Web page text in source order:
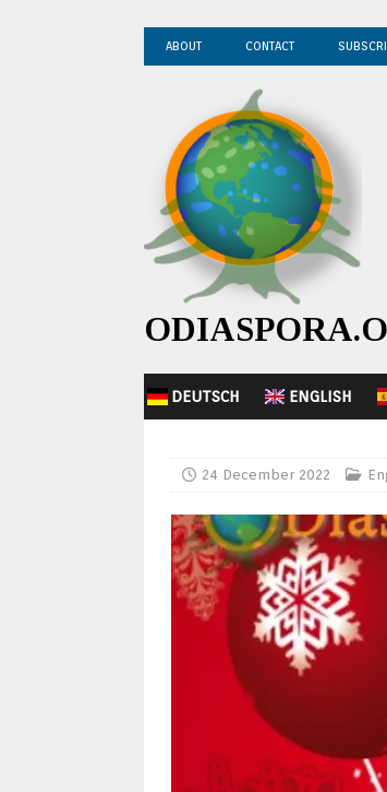
ABOUT CONTACT
DEUTSCH ENGLISH
24 December 2022